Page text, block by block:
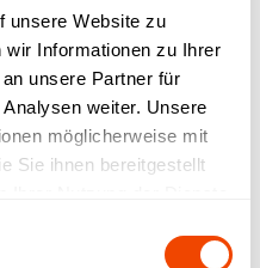
unsere Website zu
wir Informationen zu Ihrer
unsere Partner für
weiter. Unsere
möglicherweise mit
Sie ihnen bereitgestellt
Download-Typ aus
Datenblätter |
| Kataloge
| Bruttopreislisten |
werden abgerufen…